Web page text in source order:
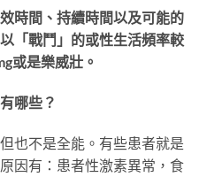
時間、持續時間以及可能的
「戰鬥」的或性生活頻率較
或是樂威壯。
哪些？
也不是全能。有些患者就是
因有：患者性激素異常，食